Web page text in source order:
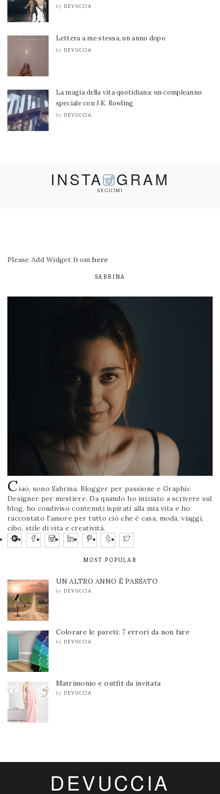
by DEVUCCIA
Lettera a me stessa, un anno dopo
by DEVUCCIA
La magia della vita quotidiana: un compleanno
speciale con J.K. Rowling
by DEVUCCIA
INSTA GRAM
SEGUIMI
Please Add Widget fromhere
SABRINA
Ciao, sono Sabrina. Blogger per passione e Graphic
Designer per mestiere. Da quando ho iniziato a scrivere sul
blog, ho condiviso contenuti ispirati alla mia vita e ho
raccontato l'amore per tutto ciò che è casa, moda, viaggi,
cibo, stile di vita e creatività.
MOST POPULAR
UN ALTRO ANNO È PASSATO
by DEVUCCIA
Colorare le pareti: 7 errori da non fare
by DEVUCCIA
Matrimonio e outfit da invitata
by DEVUCCIA
DEVUCCIA